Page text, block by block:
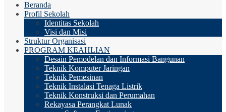
Beranda
Profil Sekolah
Identitas Sekolah
Visi dan Misi
Struktur Organisasi
PROGRAM KEAHLIAN
Desain Pemodelan dan Informasi Bangunan
Teknik Komputer Jaringan
Teknik Pemesinan
Teknik Instalasi Tenaga Listrik
Teknik Konstruksi dan Perumahan
Rekayasa Perangkat Lunak